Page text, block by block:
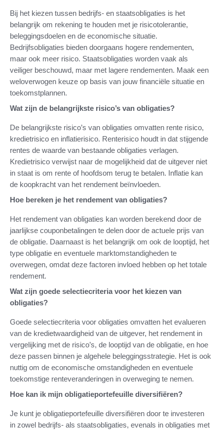
Bij het kiezen tussen bedrijfs- en staatsobligaties is het
belangrijk om rekening te houden met je risicotolerantie,
beleggingsdoelen en de economische situatie.
Bedrijfsobligaties bieden doorgaans hogere rendementen,
maar ook meer risico. Staatsobligaties worden vaak als
veiliger beschouwd, maar met lagere rendementen. Maak een
weloverwogen keuze op basis van jouw financiële situatie en
toekomstplannen.
Wat zijn de belangrijkste risico’s van obligaties?
De belangrijkste risico’s van obligaties omvatten rente risico,
kredietrisico en inflatierisico. Renterisico houdt in dat stijgende
rentes de waarde van bestaande obligaties verlagen.
Kredietrisico verwijst naar de mogelijkheid dat de uitgever niet
in staat is om rente of hoofdsom terug te betalen. Inflatie kan
de koopkracht van het rendement beïnvloeden.
Hoe bereken je het rendement van obligaties?
Het rendement van obligaties kan worden berekend door de
jaarlijkse couponbetalingen te delen door de actuele prijs van
de obligatie. Daarnaast is het belangrijk om ook de looptijd, het
type obligatie en eventuele marktomstandigheden te
overwegen, omdat deze factoren invloed hebben op het totale
rendement.
Wat zijn goede selectiecriteria voor het kiezen van
obligaties?
Goede selectiecriteria voor obligaties omvatten het evalueren
van de kredietwaardigheid van de uitgever, het rendement in
vergelijking met de risico’s, de looptijd van de obligatie, en hoe
deze passen binnen je algehele beleggingsstrategie. Het is ook
nuttig om de economische omstandigheden en eventuele
toekomstige renteveranderingen in overweging te nemen.
Hoe kan ik mijn obligatieportefeuille diversifiëren?
Je kunt je obligatieportefeuille diversifiëren door te investeren
in zowel bedrijfs- als staatsobligaties, evenals in obligaties met